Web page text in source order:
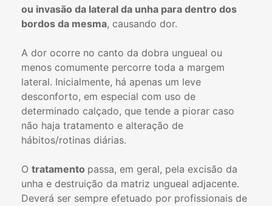
ou invasão da lateral da unha para dentro dos
bordos da mesma, causando dor.
A dor ocorre no canto da dobra ungueal ou
menos comumente percorre toda a margem
lateral. Inicialmente, há apenas um leve
desconforto, em especial com uso de
determinado calçado, que tende a piorar caso
não haja tratamento e alteração de
hábitos/rotinas diárias.
O tratamento passa, em geral, pela excisão da
unha e destruição da matriz ungueal adjacente.
Deverá ser sempre efetuado por profissionais de